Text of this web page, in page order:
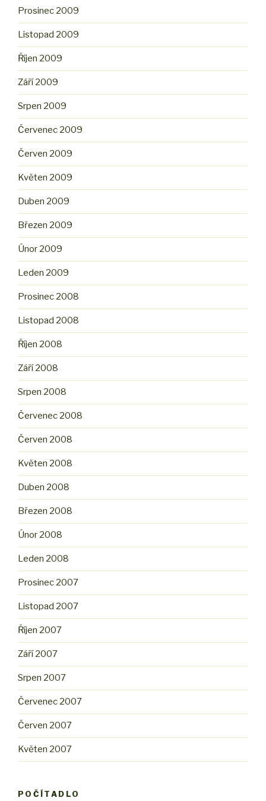
Prosinec 2009
Listopad 2009
Říjen 2009
Září 2009
Srpen 2009
Červenec 2009
Červen 2009
Květen 2009
Duben 2009
Březen 2009
Únor 2009
Leden 2009
Prosinec 2008
Listopad 2008
Říjen 2008
Září 2008
Srpen 2008
Červenec 2008
Červen 2008
Květen 2008
Duben 2008
Březen 2008
Únor 2008
Leden 2008
Prosinec 2007
Listopad 2007
Říjen 2007
Září 2007
Srpen 2007
Červenec 2007
Červen 2007
Květen 2007
POČÍTADLO